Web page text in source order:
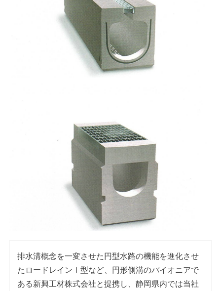
排水溝概念を一変させた円型水路の機能を進化させ
たロードレインⅠ型など、円形側溝のパイオニアで
ある新興工材株式会社と提携し、静岡県内では当社